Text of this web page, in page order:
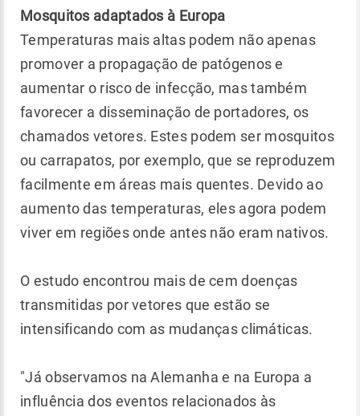
Mosquitos adaptados à Europa
Temperaturas mais altas podem não apenas
promover a propagação de patógenos e
aumentar o risco de infecção, mas também
favorecer a disseminação de portadores, os
chamados vetores. Estes podem ser mosquitos
ou carrapatos, por exemplo, que se reproduzem
facilmente em áreas mais quentes. Devido ao
aumento das temperaturas, eles agora podem
viver em regiões onde antes não eram nativos.
O estudo encontrou mais de cem doenças
transmitidas por vetores que estão se
intensificando com as mudanças climáticas.
"Já observamos na Alemanha e na Europa a
influência dos eventos relacionados às